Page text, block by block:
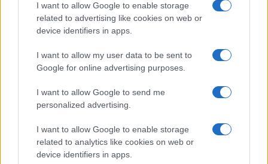
I want to allow Google to enable storage
related to advertising like cookies on web or
device identifiers in apps.
I want to allow my user data to be sent to
Google for online advertising purposes.
I want to allow Google to send me
personalized advertising.
I want to allow Google to enable storage
related to analytics like cookies on web or
device identifiers in apps.
permette all’aria di circolare, la piega è leggera e i
prodotti sono calibrati, la frangia diventa un
sostenere lo stile in qualunque giornata umida.
Camilla Fiore
Camilla Fiore, da Verona, annotò la prima
review dopo aver testato un siero durante la